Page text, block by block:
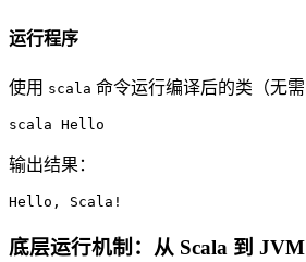
运行程序
使用 scala 命令运行编译后的类（无需
scala Hello
输出结果：
Hello, Scala!
底层运行机制：从 Scala 到 JVM